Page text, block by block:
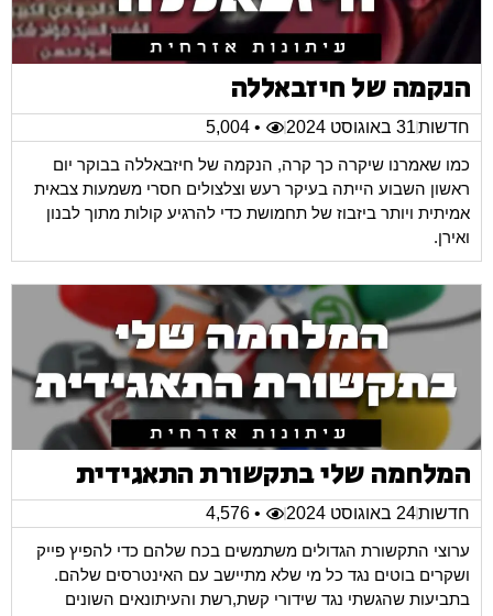
הנקמה של חיזבאללה
חדשות31 באוגוסט 2024
• 5,004
כמו שאמרנו שיקרה כך קרה, הנקמה של חיזבאללה בבוקר יום
ראשון השבוע הייתה בעיקר רעש וצלצולים חסרי משמעות צבאית
אמיתית ויותר ביזבוז של תחמושת כדי להרגיע קולות מתוך לבנון
ואירן.
המלחמה שלי בתקשורת התאגידית
חדשות24 באוגוסט 2024
• 4,576
ערוצי התקשורת הגדולים משתמשים בכח שלהם כדי להפיץ פייק
ושקרים בוטים נגד כל מי שלא מתיישב עם האינטרסים שלהם.
בתביעות שהגשתי נגד שידורי קשת,רשת והעיתונאים השונים